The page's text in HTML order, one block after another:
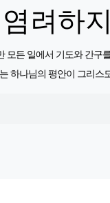
려하
모든 일에서 기도와 간
하나님의 평안이 그리스